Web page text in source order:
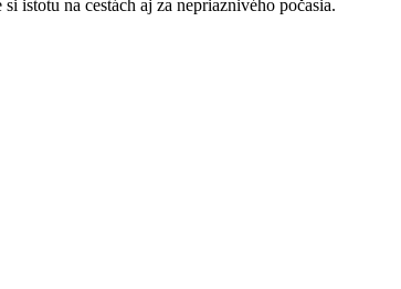
istotu na cestách aj za nepriaznivého počasia.